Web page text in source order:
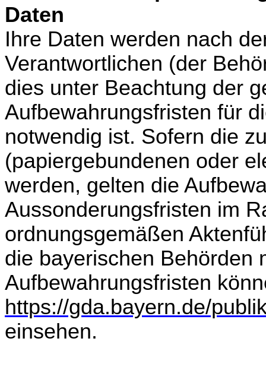
Daten
Ihre Daten werden nach
Verantwortlichen (der
dies unter Beachtung der
Aufbewahrungsfristen für
notwendig ist. Sofern die
(papiergebundenen oder
werden, gelten die
Aussonderungsfristen im
ordnungsgemäßen
die bayerischen Behörden
Aufbewahrungsfristen
https://gda.bayern.de/
einsehen.